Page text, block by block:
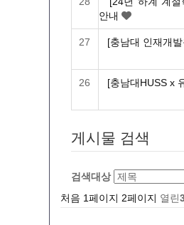
안내
27 [충남대 인재개
26 [충남대HUSS x
게시물 검색
검색대상
처음 1페이지 2페이지 열린